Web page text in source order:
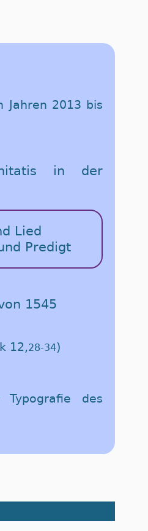
Jahren 2013 bis
in der
Lied
Predigt
1545
12,28-34)
des